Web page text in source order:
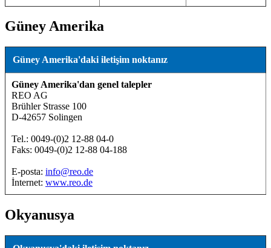
Güney Amerika
Güney Amerika'daki iletişim noktanız
Güney Amerika'dan genel talepler
REO AG
Brühler Strasse 100
D-42657 Solingen
Tel.: 0049-(0)2 12-88 04-0
Faks: 0049-(0)2 12-88 04-188
E-posta: info@reo.de
İnternet: www.reo.de
Okyanusya